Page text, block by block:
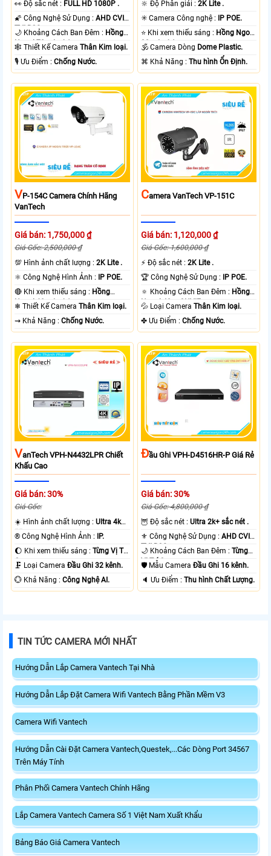
️👀 Độ sắc nét : FULL HD 1080P .
🌠 Công Nghệ Sử Dụng :AHD CVI
TVI BCS.
🌙 Khoảng Cách Ban Đêm : Hồng
Ngoại 70m Led Array.
🕸️ Thiết Kế CameraThân Kim loại.
️🎙 Ưu Điểm :Chống Nước.
🔆 Độ Phân giải :2K Lite .
✳️ Camera Công nghệ :
IP POE.
⭐ Khi xem thiếu sáng : Hồng Ngoại
30m Led Array.
🕉️ Camera Dòng Dome Plastic.
️⌘ Khả Năng :Thu hình Ổn Định.
VP-154C Camera Chính Hãng
VanTech
Giá bán: 1,750,000 ₫
Giá Gốc: 2,500,000 ₫
💯 Hình ảnh chất lượng :2K Lite .
⚛️ Công Nghệ Hình Ảnh :
IP POE.
🔴 Khi xem thiếu sáng : Hồng
Ngoại 60m Led Array.
❄ Thiết Kế CameraThân Kim loại.
️⇝ Khả Năng :Chống Nước.
CAmera VanTech VP-151C
Giá bán: 1,120,000 ₫
Giá Gốc: 1,600,000 ₫
️⚡ Độ sắc nét :2K Lite .
🏆 Công Nghệ Sử Dụng :
IP POE.
🔅 Khoảng Cách Ban Đêm : Hồng
Ngoại 40m ONVIF.
💦 Loại CameraThân Kim loại.
️✤ Ưu Điểm :Chống Nước.
VAnTech VPH-N4432LPR Chiết
Khấu Cao
Giá bán: 30%
Giá Gốc:
☀️ Hình ảnh chất lượng :Ultra 4k
👍🏾 .
®️ Công Nghệ Hình Ảnh : IP.
🌔 Khi xem thiếu sáng :Từng Vị Trí
Camera .
🗜️ Loại CameraĐầu Ghi 32 kênh.
️💮 Khả Năng :Công Nghệ AI.
ĐẦu Ghi VPH-D4516HR-P Giá Rẻ
Giá bán: 30%
Giá Gốc: 4,800,000 ₫
🦉 Độ sắc nét :Ultra 2k+ sắc nét .
⚜️ Công Nghệ Sử Dụng :AHD CVI
TVI BCS.
🌙 Khoảng Cách Ban Đêm :Từng
Vị Trí Camera .
🛡 Mẫu CameraĐầu Ghi 16 kênh.
️🔈 Ưu Điểm :Thu hình Chất Lượng.
TIN TỨC CAMERA MỚI NHẤT
Hướng Dẫn Lắp Camera Vantech Tại Nhà
Hướng Dẫn Lắp Đặt Camera Wifi Vantech Bằng Phần Mềm V3
Camera Wifi Vantech
Hướng Dẫn Cài Đặt Camera Vantech,Questek,...Các Dòng Port 34567
Trên Máy Tính
Phân Phối Camera Vantech Chính Hãng
Lắp Camera Vantech Camera Số 1 Việt Nam Xuất Khẩu
Bảng Báo Giá Camera Vantech